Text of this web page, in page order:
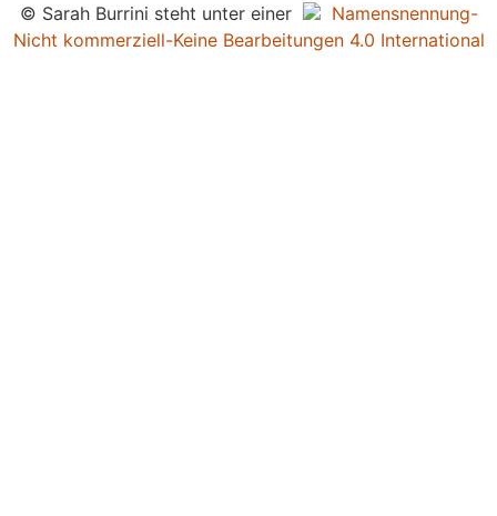
© Sarah Burrini steht unter einer
Namensnennung-
Nicht kommerziell-Keine Bearbeitungen 4.0 International